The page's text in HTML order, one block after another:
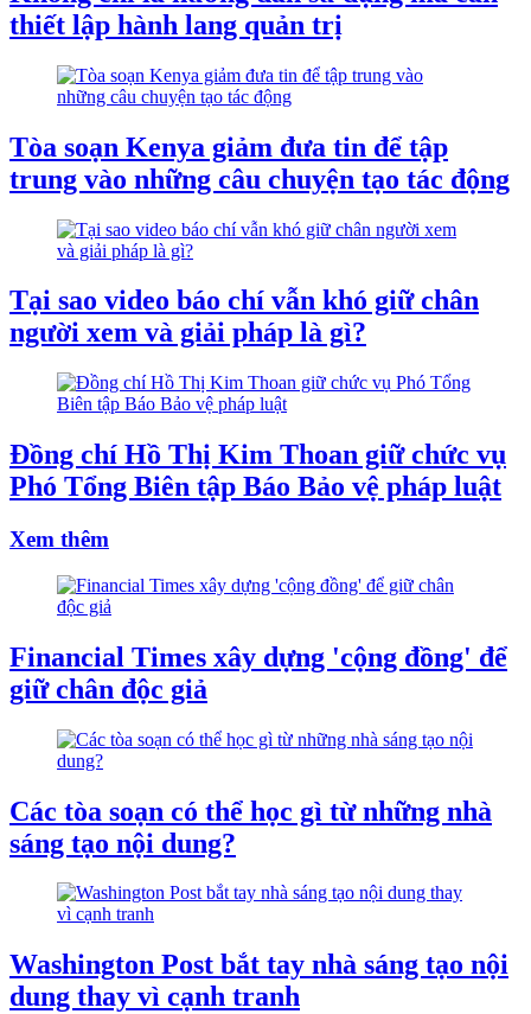
thiết lập hành lang quản trị
Tòa soạn Kenya giảm đưa tin để tập
trung vào những câu chuyện tạo tác động
Tại sao video báo chí vẫn khó giữ chân
người xem và giải pháp là gì?
Đồng chí Hồ Thị Kim Thoan giữ chức vụ
Phó Tổng Biên tập Báo Bảo vệ pháp luật
Xem thêm
Financial Times xây dựng 'cộng đồng' để
giữ chân độc giả
Các tòa soạn có thể học gì từ những nhà
sáng tạo nội dung?
Washington Post bắt tay nhà sáng tạo nội
dung thay vì cạnh tranh